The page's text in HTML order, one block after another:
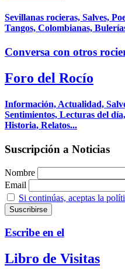
Sevillanas rocieras, Salves,
Tangos, Colombianas,
Conversa con otros
Foro del Rocío
Información, Actualidad,
Sentimientos, Lecturas del
Historia, Relatos...
Suscripción a Noticias
Nombre
Email
Si continúas, aceptas la
Escribe en el
Libro de Visitas